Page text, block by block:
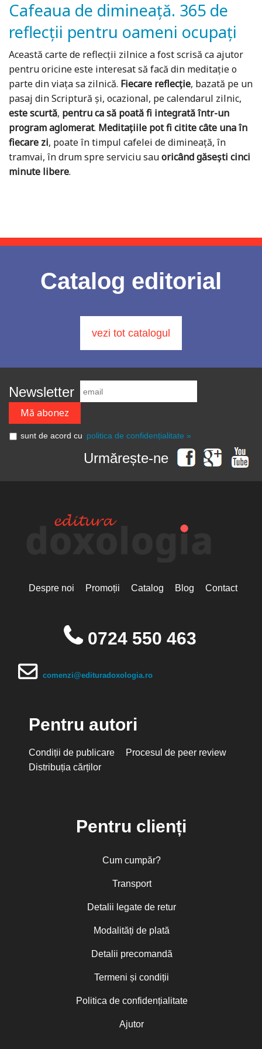
Cafeaua de dimineață. 365 de
reflecții pentru oameni ocupați
Această carte de reflecții zilnice a fost scrisă ca ajutor
pentru oricine este interesat să facă din meditație o
parte din viața sa zilnică. Fiecare reflecție, bazată pe un
pasaj din Scriptură și, ocazional, pe calendarul zilnic,
este scurtă, pentru ca să poată fi integrată într-un
program aglomerat. Meditaţiile pot fi citite câte una în
fiecare zi, poate în timpul cafelei de dimineață, în
tramvai, în drum spre serviciu sauoricând găseşti cinci
minute libere.
Catalog editorial
vezi tot catalogul
Newsletter
sunt de acord cu politica de confidențialitate »
Urmărește-ne
Despre noi Promoții Catalog Blog Contact
0724 550 463
comenzi@edituradoxologia.ro
Pentru autori
Condiții de publicare
Procesul de peer review
Distribuția cărților
Pentru clienți
Cum cumpăr?
Transport
Detalii legate de retur
Modalități de plată
Detalii precomandă
Termeni și condiții
Politica de confidențialitate
Ajutor